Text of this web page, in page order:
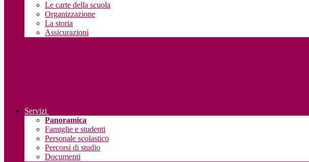
Le carte della scuola
Organizzazione
La storia
Assicurazioni
Servizi
Panoramica
Famiglie e studenti
Personale scolastico
Percorsi di studio
Documenti